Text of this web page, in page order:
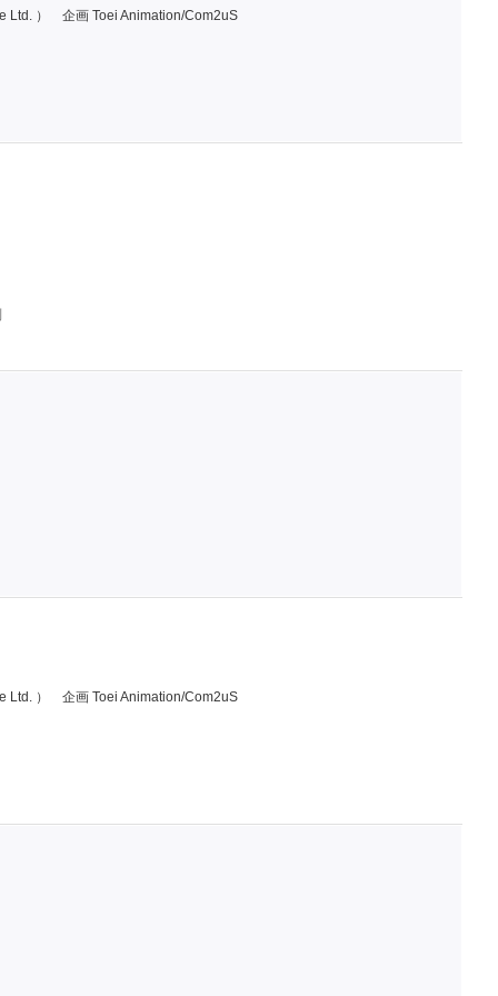
Ltd. ） 企画 Toei Animation/Com2uS
Ltd. ） 企画 Toei Animation/Com2uS